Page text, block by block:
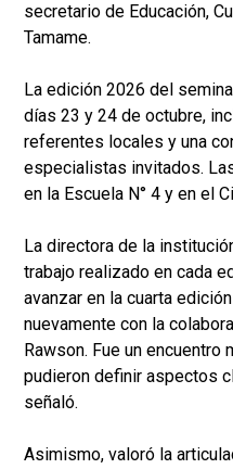
secretario de Educación,
Tamame.
La edición 2026 del
días 23 y 24 de octubre,
referentes locales y una
especialistas invitados.
en la Escuela N° 4 y en el
La directora de la
trabajo realizado en cada
avanzar en la cuarta
nuevamente con la
Rawson. Fue un
pudieron definir aspectos
señaló.
Asimismo, valoró la